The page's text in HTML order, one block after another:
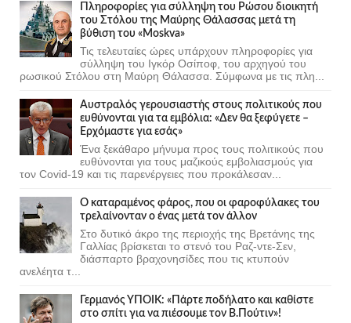
Πληροφορίες για σύλληψη του Ρώσου διοικητή
του Στόλου της Mαύρης Θάλασσας μετά τη
βύθιση του «Moskva»
Τις τελευταίες ώρες υπάρχουν πληροφορίες για
σύλληψη του Ιγκόρ Οσίποφ, του αρχηγού του
ρωσικού Στόλου στη Μαύρη Θάλασσα. Σύμφωνα με τις πλη...
Αυστραλός γερουσιαστής στους πολιτικούς που
ευθύνονται για τα εμβόλια: «Δεν θα ξεφύγετε –
Ερχόμαστε για εσάς»
Ένα ξεκάθαρο μήνυμα προς τους πολιτικούς που
ευθύνονται για τους μαζικούς εμβολιασμούς για
τον Covid-19 και τις παρενέργειες που προκάλεσαν...
Ο καταραμένος φάρος, που οι φαροφύλακες του
τρελαίνονταν ο ένας μετά τον άλλον
Στο δυτικό άκρο της περιοχής της Βρετάνης της
Γαλλίας βρίσκεται το στενό του Ραζ-ντε-Σεν,
διάσπαρτο βραχονησίδες που τις κτυπούν
ανελέητα τ...
Γερμανός ΥΠΟΙΚ: «Πάρτε ποδήλατο και καθίστε
στο σπίτι για να πιέσουμε τον Β.Πούτιν»!